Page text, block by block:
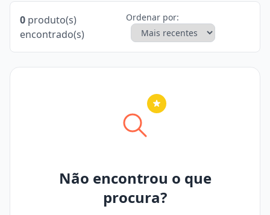
0 produto(s)
encontrado(s)
Ordenar por:
Não encontrou o que
procura?